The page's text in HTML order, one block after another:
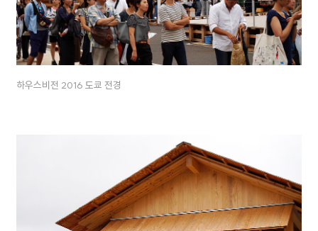
하우스비전 2016 도쿄 전경